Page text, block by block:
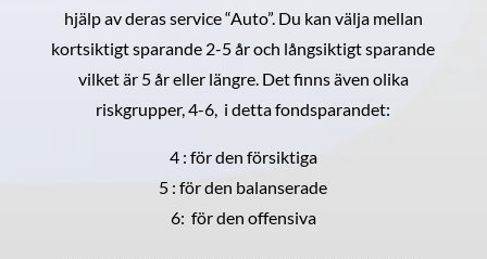
hjälp av deras service “Auto”. Du kan välja mellan
kortsiktigt sparande 2-5 år och långsiktigt sparande
vilket är 5 år eller längre. Det finns även olika
riskgrupper, 4-6, i detta fondsparandet:
4 : för den försiktiga
5 : för den balanserade
6: för den offensiva